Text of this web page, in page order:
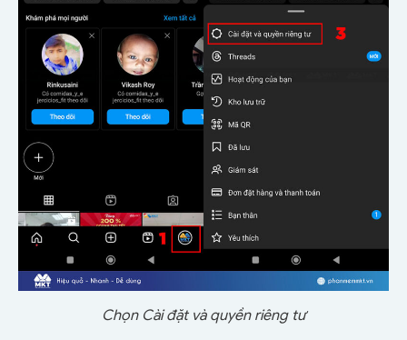
Chọn Cài đặt và quyền riêng tư